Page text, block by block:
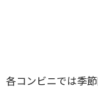
各コンビニでは季